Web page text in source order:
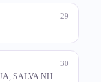
29
30
SALVA NH